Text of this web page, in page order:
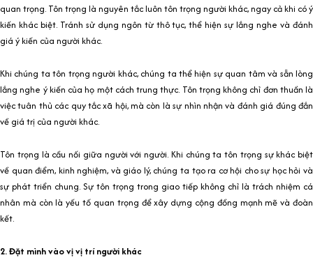
quan trọng. Tôn trọng là nguyên tắc luôn tôn trọng người khác, ngay cả khi có ý
kiến khác biệt. Tránh sử dụng ngôn từ thô tục, thể hiện sự lắng nghe và đánh
giá ý kiến của người khác.
Khi chúng ta tôn trọng người khác, chúng ta thể hiện sự quan tâm và sẵn lòng
lắng nghe ý kiến của họ một cách trung thực. Tôn trọng không chỉ đơn thuần là
việc tuân thủ các quy tắc xã hội, mà còn là sự nhìn nhận và đánh giá đúng đắn
về giá trị của người khác.
Tôn trọng là cầu nối giữa người với người. Khi chúng ta tôn trọng sự khác biệt
về quan điểm, kinh nghiệm, và giáo lý, chúng ta tạo ra cơ hội cho sự học hỏi và
sự phát triển chung. Sự tôn trọng trong giao tiếp không chỉ là trách nhiệm cá
nhân mà còn là yếu tố quan trọng để xây dựng cộng đồng mạnh mẽ và đoàn
kết.
2. Đặt mình vào vị vị trí người khác